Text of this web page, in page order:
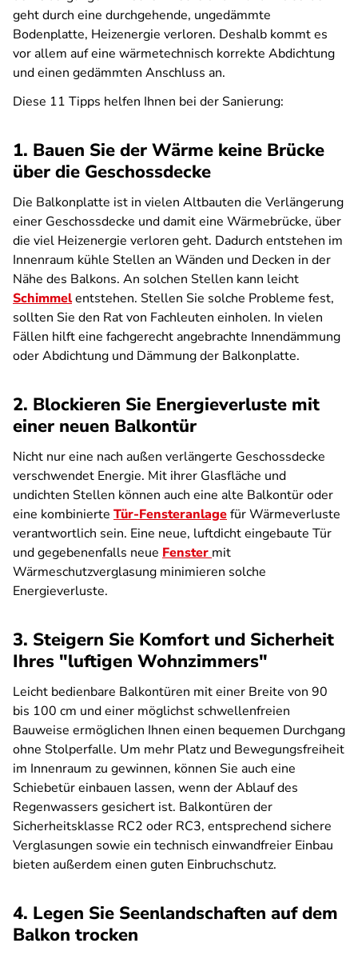
geht durch eine durchgehende, ungedämmte
Bodenplatte, Heizenergie verloren. Deshalb kommt es
vor allem auf eine wärmetechnisch korrekte Abdichtung
und einen gedämmten Anschluss an.
Diese 11 Tipps helfen Ihnen bei der Sanierung:
1. Bauen Sie der Wärme keine Brücke
über die Geschossdecke
Die Balkonplatte ist in vielen Altbauten die Verlängerung
einer Geschossdecke und damit eine Wärmebrücke, über
die viel Heizenergie verloren geht. Dadurch entstehen im
Innenraum kühle Stellen an Wänden und Decken in der
Nähe des Balkons. An solchen Stellen kann leicht
Schimmelentstehen. Stellen Sie solche Probleme fest,
sollten Sie den Rat von Fachleuten einholen. In vielen
Fällen hilft eine fachgerecht angebrachte Innendämmung
oder Abdichtung und Dämmung der Balkonplatte.
2. Blockieren Sie Energieverluste mit
einer neuen Balkontür
Nicht nur eine nach außen verlängerte Geschossdecke
verschwendet Energie. Mit ihrer Glasfläche und
undichten Stellen können auch eine alte Balkontür oder
eine kombinierte Tür-Fensteranlagefür Wärmeverluste
verantwortlich sein. Eine neue, luftdicht eingebaute Tür
und gegebenenfalls neue Fenster mit
Wärmeschutzverglasung minimieren solche
Energieverluste.
3. Steigern Sie Komfort und Sicherheit
Ihres "luftigen Wohnzimmers"
Leicht bedienbare Balkontüren mit einer Breite von 90
bis 100 cm und einer möglichst schwellenfreien
Bauweise ermöglichen Ihnen einen bequemen Durchgang
ohne Stolperfalle. Um mehr Platz und Bewegungsfreiheit
im Innenraum zu gewinnen, können Sie auch eine
Schiebetür einbauen lassen, wenn der Ablauf des
Regenwassers gesichert ist. Balkontüren der
Sicherheitsklasse RC2 oder RC3, entsprechend sichere
Verglasungen sowie ein technisch einwandfreier Einbau
bieten außerdem einen guten Einbruchschutz.
4. Legen Sie Seenlandschaften auf dem
Balkon trocken